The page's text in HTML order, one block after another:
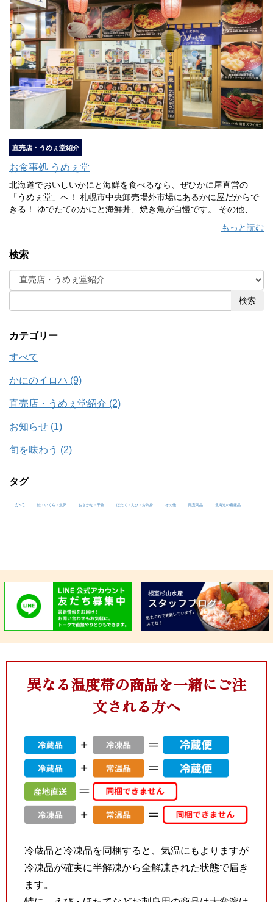
た、丁寧で心を込めた接客を心がけております。 毎日根室から入
荷しているかにを、お客様ご自身で水槽からお選びいただき発
送、または店内の食堂で召し上がることもできます。 ゆでたての
かにを召し上がる日に合わせて、冷凍せずにお届けいたします。
春のオホーツク海の海明けの時期と、夏の花咲がに解禁の時期に
はイベントを開催しております。 営業時間 7時～15時（年末年始
のみ休みあり）
直売店・うめぇ堂紹介
お食事処 うめぇ堂
北海道でおいしいかにと海鮮を食べるなら、ぜひかに屋直営の
「うめぇ堂」へ！ 札幌市中央卸売場外市場にあるかに屋だからで
きる！ ゆでたてのかにと海鮮丼、焼き魚が自慢です。 その他、牡
蠣やホタテ、新鮮な海鮮を思う存分味わえるメニューがたくさん
ならでは！ 水槽のかにを持って記念撮影したり、選んだかにをす
ぐ調理して、ゆでたてのかにが食べられます！ おすすめポイント
②かにはもちろん！市場から仕入れる新鮮な海鮮も自慢です！ 新
鮮な海鮮を使った豊富なメニュー！目にも鮮やかな海鮮丼、焼き
魚の香りが食欲をそそりますよ～！ おすすめポイント③清潔で活
カウンター席もあるのでお一人様でもお気軽に！ おすすめメニュ
ー 水槽から選んだかにをすぐ調理！ ゆでたてや、焼きがにをどう
ぞ！ うめぇ丼 3,280円 人気メニュー！迷ったらうめぇ丼がおす
ム満点！8種類の海鮮を贅沢に味わえます。大迫力間違いなしです
食べてみてください！ メニュー かに天丼 4,100円 かにを天ぷら
（うに・かに・いくら）を味わえますよ～！小盛りサイズありま
たまらない丼ぶりです。 サーモン丼 2,950円 サーモン好きのあ
いない贅沢な丼。小盛りサイズあります。 かに・いくら丼 3,900
円 北海道といえば絶対に外せないこの2種をたっぷり盛り付けまし
た！小盛りサイズあります。 かに・うに丼 5,700円 かにもうに
うに丼 7,600円 やっぱりうに！うに好きな方はこちらをオスス
メ！小盛りサイズあります。 まぐろ丼 3,800円 まぐろも自信が
あります！ かに刺身 3,980円 人気！かに本来の味を楽しめま
海老焼き 990円 特大サイズのぼたん海老は食べ応えバツグン！
い…大歓迎です！牡蠣のお刺身もあります。 かに焼き 3,980円
人気メニュー！焼いたかにも最高です。 真ほっけ焼き 1,600円
尻尾までふっくら！北海道に来たら食べてみてください～！ 縞ほ
す。 この他にもまだまだご用意しております！ うめぇ堂のメニュ
ーは、テイクアウトできます。（一部メニューを除く） お店紹介
旬な情報をお届け！SNSはこちら X Instagram YouTube Facebook
所在地 〒060-0011北海道札幌市中央区北11条西22丁目1-26（札
幌市中央卸売市場・場外市場内） アクセス 地下鉄東西線二十四軒
駅より徒歩6分 営業時間 7:00～15:00（ラストオーダー14:30） 定
休日 年中無休（年末年始のみ休みあり） 電話番号 0120-788-776
その他 クレジットカード・電子マネー・QRコード決済ご利用いた
もっと読む
検索
検索
カテゴリー
すべて
かにのイロハ (9)
直売店・うめぇ堂紹介 (2)
お知らせ (1)
旬を味わう (2)
タグ
かに 鮭・いくら・魚卵 おさかな・干物 ほたて・えび・お刺身 その他 限定商品 北海道の農産品
異なる温度帯の商品を一緒にご注
文される方へ
冷蔵品と冷凍品を同梱すると、気温にもよりますが
冷凍品が確実に半解凍から全解凍された状態で届き
ます。